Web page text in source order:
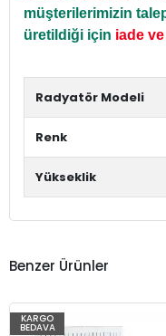
müşterilerimizin
üretildiği için iade
Radyatör Modeli
Renk
Yükseklik
Benzer Ürünler
KARGO
BEDAVA